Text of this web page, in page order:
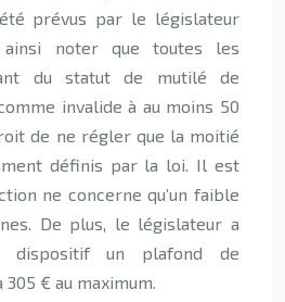
prévus par le législateur
ainsi noter que toutes les
du statut de mutilé de
invalide à au moins 50
de ne régler que la moitié
définis par la loi. Il est
ne concerne qu’un faible
De plus, le législateur a
dispositif un plafond de
€ au maximum.